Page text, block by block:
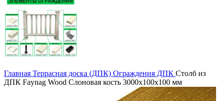
Главная Террасная доска (ДПК) Ограждения ДПК Столб из
ДПК Faynag Wood Слоновая кость 3000х100х100 мм